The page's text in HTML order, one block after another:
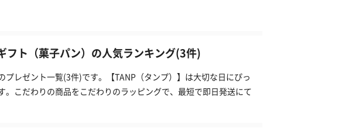
フト（菓子パン）の人気ランキング(3件)
レゼント一覧(3件)です。【TANP（タンプ）】は大切な日にぴっ
こだわりの商品をこだわりのラッピングで、最短で即日発送にて